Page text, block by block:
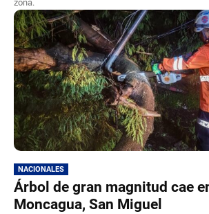
zona.
NACIONALES
Árbol de gran magnitud cae
Moncagua, San Miguel